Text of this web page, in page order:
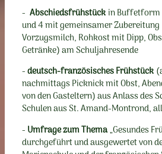
- Abschiedsfrühstückin Buffetform
und 4 mit gemeinsamer
Vorzugsmilch, Rohkost mit Dipp,
Getränke) am Schuljahresende
-deutsch-französisches Frühstück
nachmittags Picknick mit Obst,
von den Gasteltern) aus Anlass des
Schulen aus St. Amand-Montrond,
- Umfrage zum Thema„Gesundes
durchgeführt und ausgewertet von